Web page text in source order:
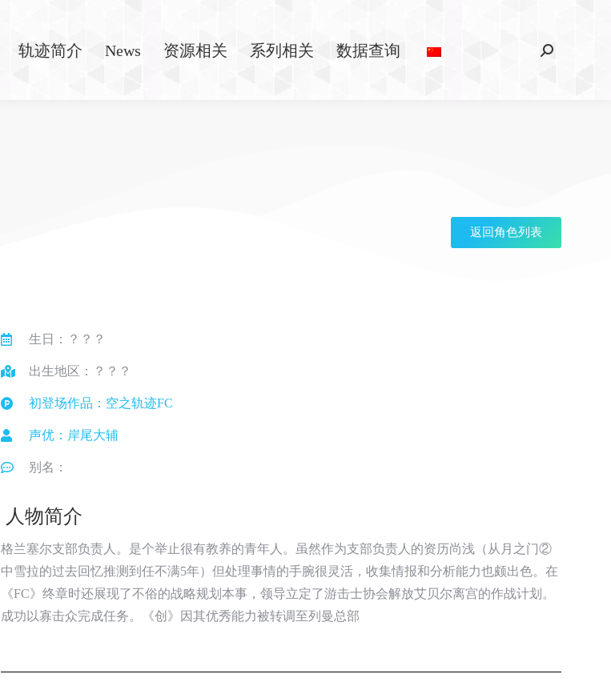
轨迹简介 News 资源相关 系列相关 数据查询
返回角色列表
生日：？？？
出生地区：？？？
初登场作品：空之轨迹FC
声优：岸尾大辅
别名：
人物简介
格兰塞尔支部负责人。是个举止很有教养的青年人。虽然作为支部负责人的资历尚浅（从月之门②
中雪拉的过去回忆推测到任不满5年）但处理事情的手腕很灵活，收集情报和分析能力也颇出色。在
《FC》终章时还展现了不俗的战略规划本事，领导立定了游击士协会解放艾贝尔离宫的作战计划。
成功以寡击众完成任务。《创》因其优秀能力被转调至列曼总部